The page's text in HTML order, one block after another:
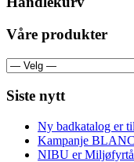
Våre produkter
Siste nytt
Ny badkatalog er
Kampanje
NIBU er